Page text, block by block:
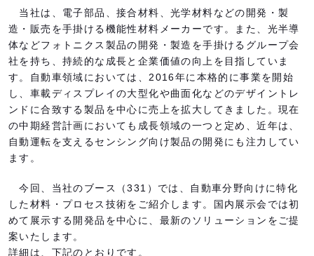
当社は、電子部品、接合材料、光学材料などの開発・製
造・販売を手掛ける機能性材料メーカーです。また、光半導
体などフォトニクス製品の開発・製造を手掛けるグループ会
社を持ち、持続的な成長と企業価値の向上を目指していま
す。自動車領域においては、2016年に本格的に事業を開始
し、車載ディスプレイの大型化や曲面化などのデザイントレ
ンドに合致する製品を中心に売上を拡大してきました。現在
の中期経営計画においても成長領域の一つと定め、近年は、
自動運転を支えるセンシング向け製品の開発にも注力してい
ます。
今回、当社のブース（331）では、自動車分野向けに特化
した材料・プロセス技術をご紹介します。国内展示会では初
めて展示する開発品を中心に、最新のソリューションをご提
案いたします。
詳細は、下記のとおりです。